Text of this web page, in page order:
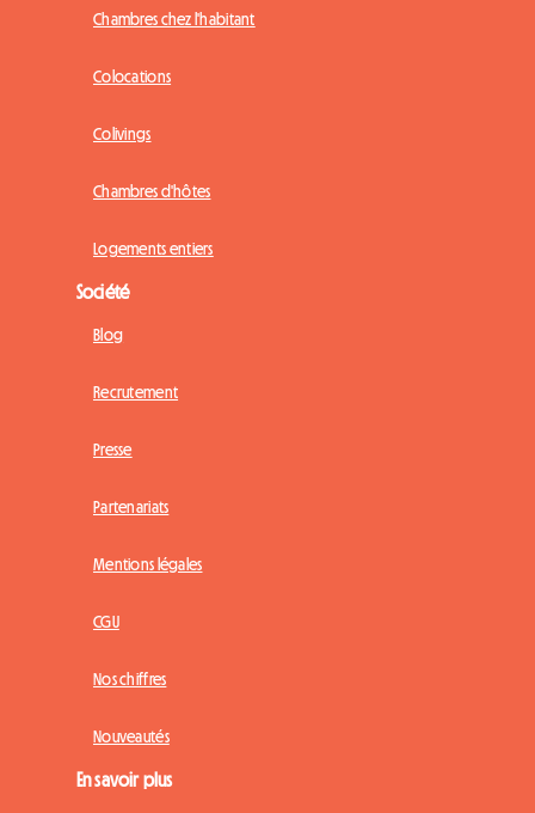
Chambres chez l'habitant
Colocations
Colivings
Chambres d'hôtes
Logements entiers
Société
Blog
Recrutement
Presse
Partenariats
Mentions légales
CGU
Nos chiffres
Nouveautés
En savoir plus